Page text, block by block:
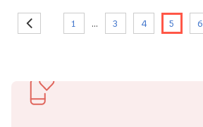
1 ... 3 4 5 6